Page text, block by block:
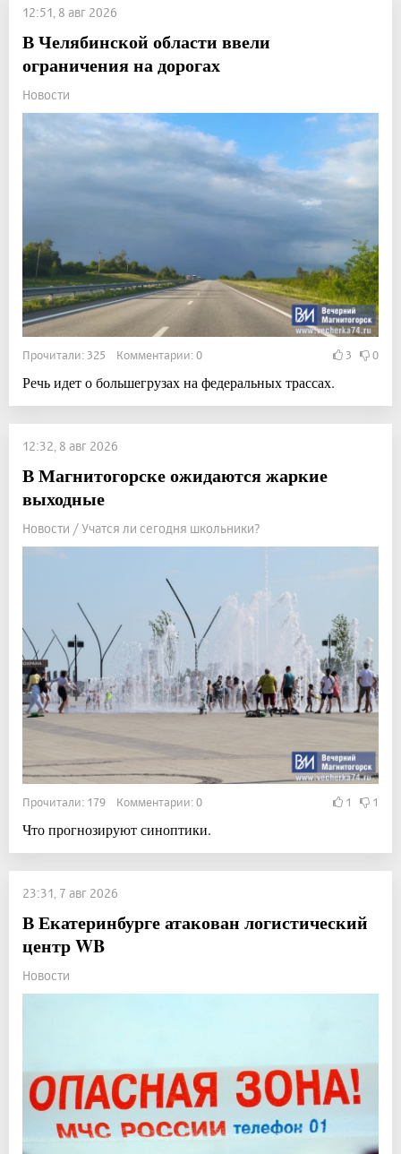
12:51, 8 авг 2026
В Челябинской области ввели
ограничения на дорогах
Новости
Прочитали: 325 Комментарии: 0 3 0
Речь идет о большегрузах на федеральных трассах.
12:32, 8 авг 2026
В Магнитогорске ожидаются жаркие
выходные
Новости / Учатся ли сегодня школьники?
Прочитали: 179 Комментарии: 0 1 1
Что прогнозируют синоптики.
23:31, 7 авг 2026
В Екатеринбурге атакован логистический
центр WB
Новости